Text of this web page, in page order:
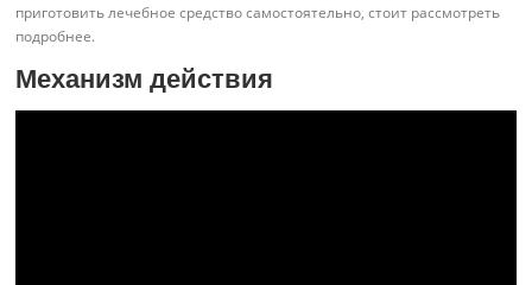
приготовить лечебное средство самостоятельно, стоит рассмотреть
подробнее.
Механизм действия